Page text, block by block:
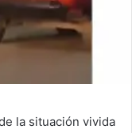
la situación vivida